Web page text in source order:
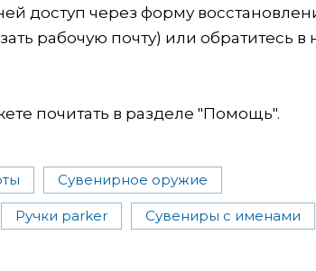
доступ через форму
рабочую почту) или обратитесь в
почитать в разделе "Помощь".
Сувенирное оружие
Ручки parker Сувениры с именами